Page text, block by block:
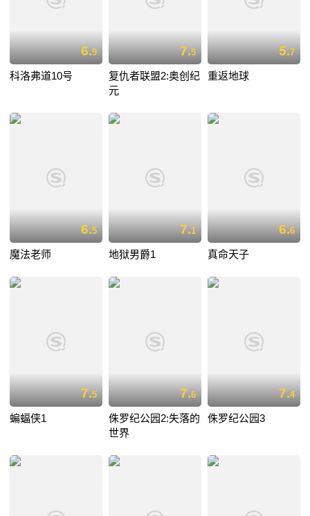
6.9
科洛弗道10号
7.5
复仇者联盟2:奥创纪
元
5.7
重返地球
6.5
魔法老师
7.1
地狱男爵1
6.6
真命天子
7.5
蝙蝠侠1
7.6
侏罗纪公园2:失落的
世界
7.4
侏罗纪公园3